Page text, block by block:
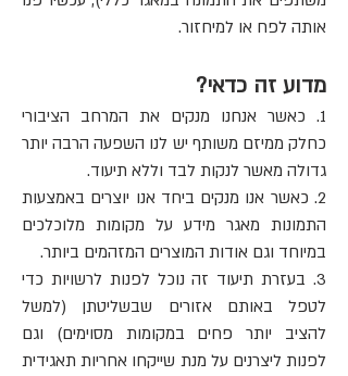
אותה לפח או למיחזור.
מדוע זה כדאי?
1. כאשר אנחנו מנקים את המרחב הציבורי
כחלק ממיזם משותף יש לנו השפעה הרבה יותר
גדולה מאשר לנקות לבד וללא תיעוד.
2. כאשר אנו מנקים ביחד אנו יוצרים באמצעות
התמונות מאגר מידע על מקומות מלוכלכים
במיוחד וגם אודות המוצרים המזהמים ביותר.
3. בעזרת תיעוד זה נוכל לפנות לרשויות כדי
לטפל באותם אזורים שבשליטתן (למשל
להציב יותר פחים במקומות מסוימים) וגם
לפנות ליצרנים על מנת שייקחו אחריות תאגידית